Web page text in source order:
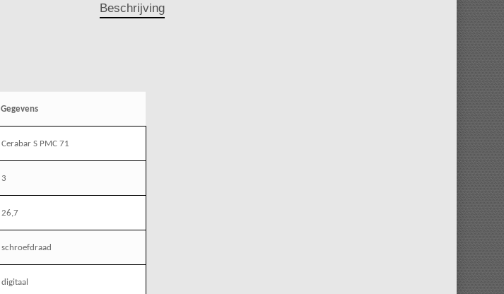
Beschrijving
Gegevens
Cerabar S PMC 71
3
26,7
schroefdraad
digitaal